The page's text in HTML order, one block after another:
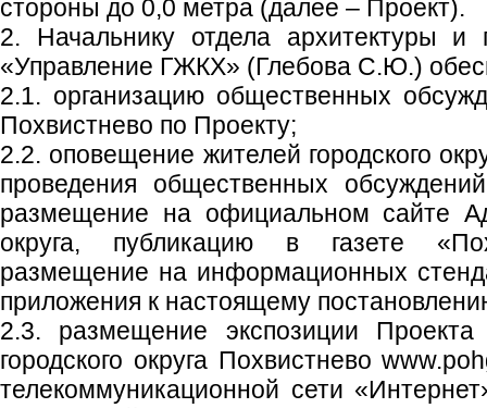
стороны до 0,0 метра (далее – Проект).
2. Начальнику отдела архитектуры и
«Управление ГЖКХ» (Глебова С.Ю.)
2.1. организацию общественных
Похвистнево по Проекту;
2.2. оповещение жителей городского
проведения общественных
размещение на официальном сайте
округа, публикацию в газете
размещение на информационных
приложения к настоящему
2.3. размещение экспозиции
городского округа Похвистнево
телекоммуникационной сети